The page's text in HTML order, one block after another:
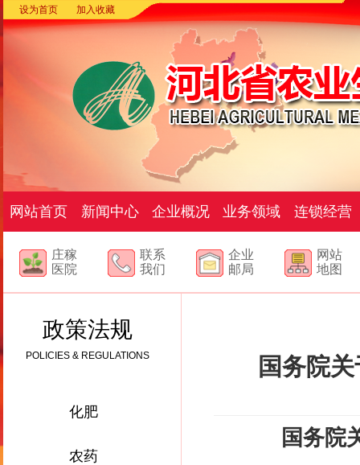
设为首页 加入收藏
网站首页 新闻中心 企业概况 业务领域 连锁经营
庄稼
医院
联系
我们
企业
邮局
网站
地图
政策法规
POLICIES & REGULATIONS
化肥
农药
国务院
国务院